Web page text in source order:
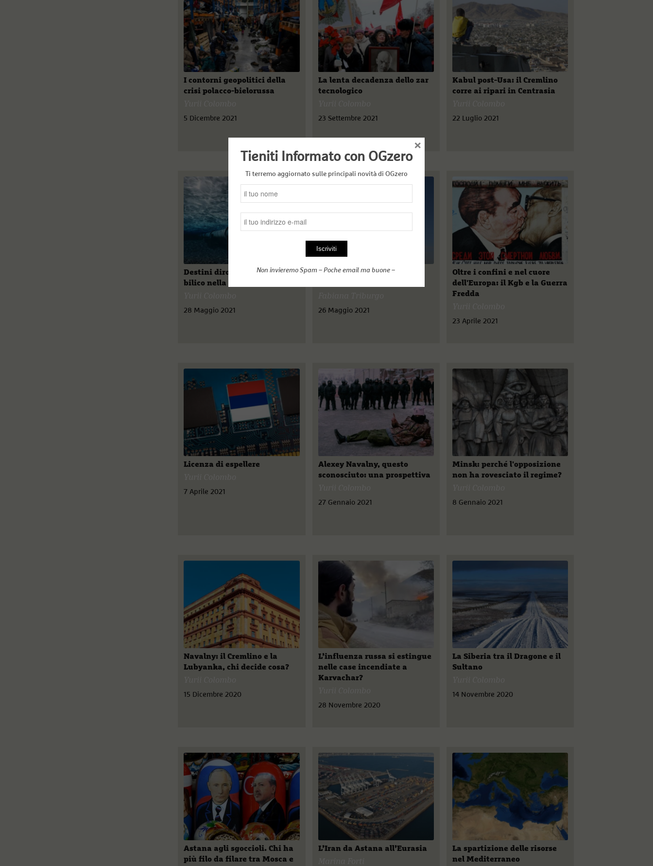
I contorni geopolitici della
crisi polacco-bielorussa
5 Dicembre 2021
La lenta decadenza dello zar
tecnologico
23 Settembre 2021
Kabul post-Usa: il Cremlino
corre ai ripari in Centrasia
22 Luglio 2021
Destini dirottati: equilibri in
bilico nella Federazione russa
28 Maggio 2021
n. 8 – Siria (III): il clan al-
26 Maggio 2021
Oltre i confini e nel cuore
dell'Europa: il Kgb e la Guerra
Fredda
23 Aprile 2021
Licenza di espellere
7 Aprile 2021
Alexey Navalny, questo
sconosciuto: una prospettiva
27 Gennaio 2021
Minsk: perché l'opposizione
non ha rovesciato il regime?
8 Gennaio 2021
Navalny: il Cremlino e la
Lubyanka, chi decide cosa?
15 Dicembre 2020
L’influenza russa si estingue
nelle case incendiate a
Karvachar?
28 Novembre 2020
La Siberia tra il Dragone e il
Sultano
14 Novembre 2020
Astana agli sgoccioli. Chi ha
più filo da filare tra Mosca e
L’Iran da Astana all’Eurasia
La spartizione delle risorse
nel Mediterraneo
Tieniti Informato con OGzero
Ti terremo aggiornato sulle principali novità di OGzero
Non invieremo Spam – Poche email ma buone –
×